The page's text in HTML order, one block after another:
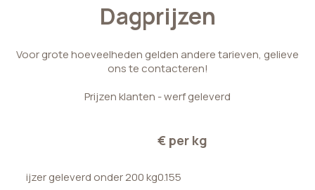
Dagprijzen
Voor grote hoeveelheden gelden andere tarieven, gelieve
ons te contacteren!
Prijzen klanten - werf geleverd
€ per kg
ijzer geleverd onder 200 kg0.155